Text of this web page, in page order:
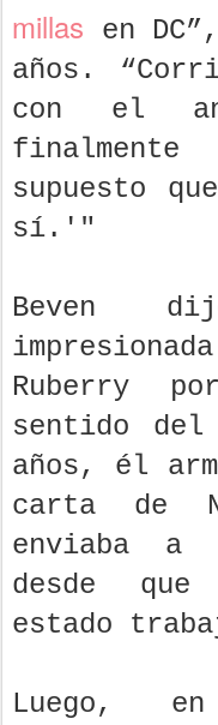
millas en
años.
con el
supuesto
sí.'"
Beven
Ruberry
sentido del
años, él
carta de
enviaba a
desde
estado
Luego,